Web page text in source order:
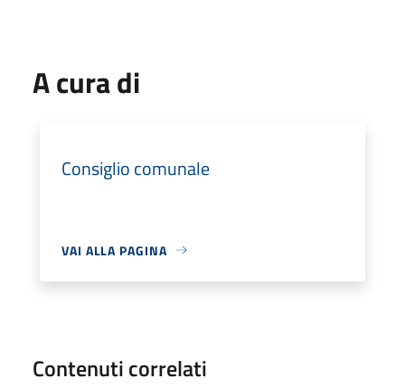
A cura di
Consiglio comunale
VAI ALLA PAGINA
Contenuti correlati